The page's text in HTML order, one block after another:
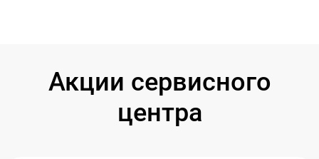
Акции сервисного
центра